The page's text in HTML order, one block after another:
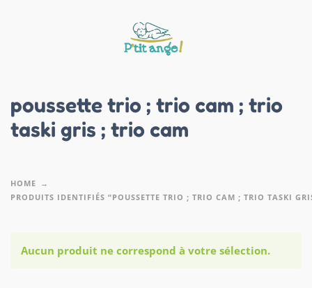
poussette trio ; trio cam ; trio
taski gris ; trio cam
HOME
PRODUITS IDENTIFIÉS “POUSSETTE TRIO ; TRIO CAM ; TRIO TASKI
Aucun produit ne correspond à votre sélection.